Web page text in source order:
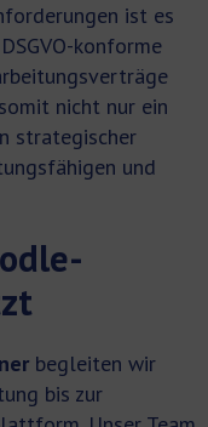
ist es
konforme
nicht nur ein
strategischer
und
begleiten wir
bis zur